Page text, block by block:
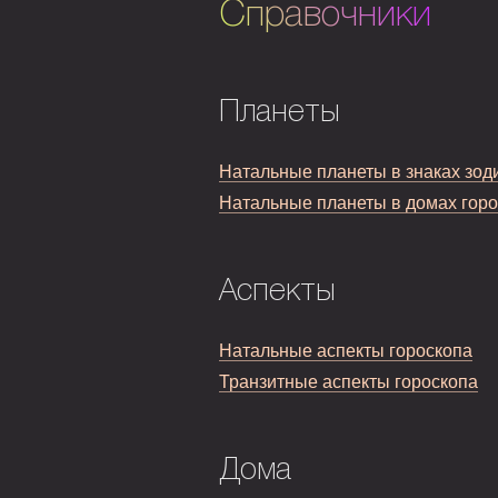
Справочники
Планеты
Натальные планеты в знаках
Натальные планеты в домах
Аспекты
Натальные аспекты гороскопа
Транзитные аспекты гороскопа
Дома